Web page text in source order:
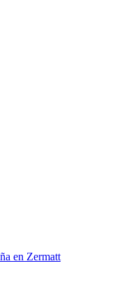
en Zermatt